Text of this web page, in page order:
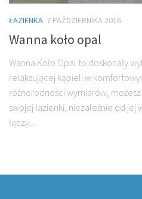
ŁAZIENKA 7 PAŹDZIERNIKA 2016
Wanna koło opal
Wanna Koło Opal to doskonały
relaksującej kąpieli w
różnorodności wymiarów,
swojej łazienki, niezależnie od jej
łączy...